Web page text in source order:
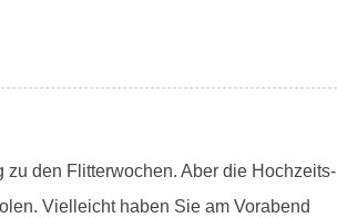
den Flitterwochen. Aber die Hochzeits-
Vielleicht haben Sie am Vorabend